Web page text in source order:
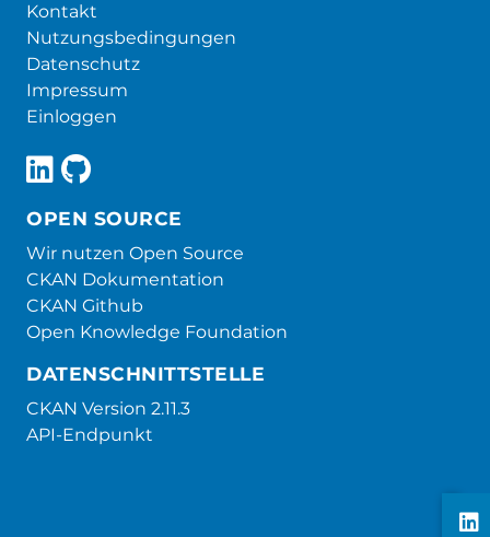
Kontakt
Nutzungsbedingungen
Datenschutz
Impressum
Einloggen
OPEN SOURCE
Wir nutzen Open Source
CKAN Dokumentation
CKAN Github
Open Knowledge Foundation
DATENSCHNITTSTELLE
CKAN Version 2.11.3
API-Endpunkt